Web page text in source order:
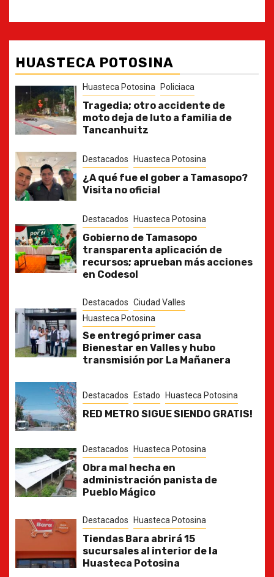
HUASTECA POTOSINA
Huasteca Potosina Policiaca
Tragedia; otro accidente de
moto deja de luto a familia de
Tancanhuitz
Destacados Huasteca Potosina
¿A qué fue el gober a Tamasopo?
Visita no oficial
Destacados Huasteca Potosina
Gobierno de Tamasopo
transparenta aplicación de
recursos; aprueban más acciones
en Codesol
Destacados Ciudad Valles
Huasteca Potosina
Se entregó primer casa
Bienestar en Valles y hubo
transmisión por La Mañanera
Destacados Estado Huasteca Potosina
RED METRO SIGUE SIENDO GRATIS!
Destacados Huasteca Potosina
Obra mal hecha en
administración panista de
Pueblo Mágico
Destacados Huasteca Potosina
Tiendas Bara abrirá 15
sucursales al interior de la
Huasteca Potosina